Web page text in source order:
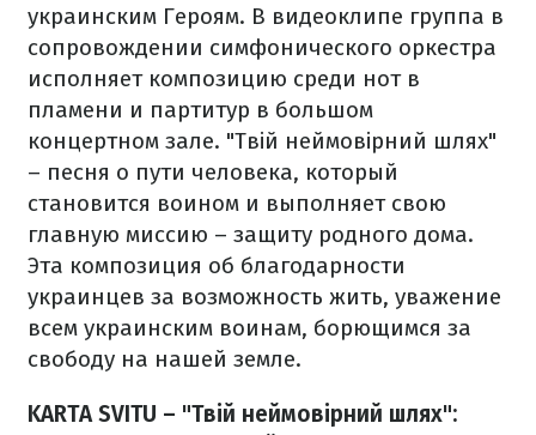
украинским Героям. В видеоклипе группа в
сопровождении симфонического оркестра
исполняет композицию среди нот в
пламени и партитур в большом
концертном зале. "Твій неймовірний шлях"
– песня о пути человека, который
становится воином и выполняет свою
главную миссию – защиту родного дома.
Эта композиция об благодарности
украинцев за возможность жить, уважение
всем украинским воинам, борющимся за
свободу на нашей земле.
KARTA SVITU – "Твій неймовірний шлях":